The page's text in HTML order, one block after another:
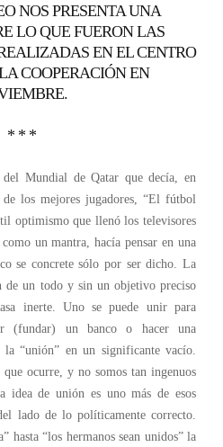
NOS PRESENTA UNA
LO QUE FUERON LAS
EN EL CENTRO
COOPERACIÓN EN
* * *
Mundial de Qatar que decía, en
los mejores jugadores, “El fútbol
optimismo que llenó los televisores
un mantra, hacía pensar en una
se concrete sólo por ser dicho. La
de un todo y sin un objetivo preciso
inerte. Uno se puede unir para
(fundar) un banco o hacer una
“unión” en un significante vacío.
ocurre, y no somos tan ingenuos
idea de unión es uno más de esos
lado de lo políticamente correcto.
hasta “los hermanos sean unidos” la